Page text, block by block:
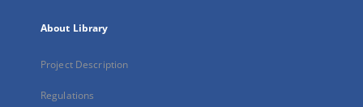
About Library
Project Description
Regulations